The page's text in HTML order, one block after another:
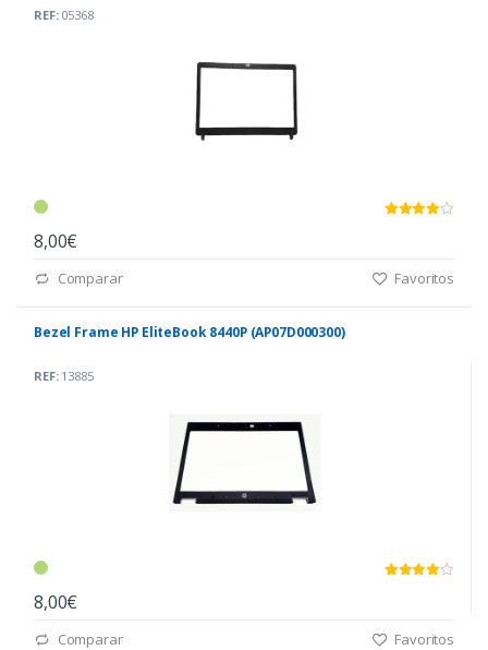
REF:05368
8,00€
Comparar Favoritos
Bezel Frame HP EliteBook 8440P (AP07D000300)
REF:13885
8,00€
Comparar Favoritos